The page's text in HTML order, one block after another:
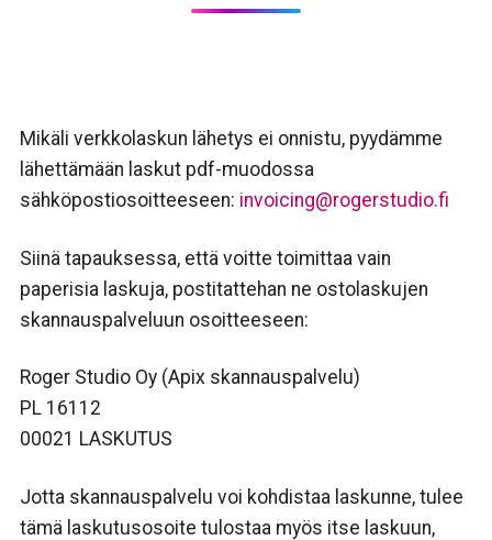
Mikäli verkkolaskun lähetys ei onnistu, pyydämme
lähettämään laskut pdf-muodossa
sähköpostiosoitteeseen: invoicing@rogerstudio.fi
Siinä tapauksessa, että voitte toimittaa vain
paperisia laskuja, postitattehan ne ostolaskujen
skannauspalveluun osoitteeseen:
Roger Studio Oy (Apix skannauspalvelu)
PL 16112
00021 LASKUTUS
Jotta skannauspalvelu voi kohdistaa laskunne, tulee
tämä laskutusosoite tulostaa myös itse laskuun,